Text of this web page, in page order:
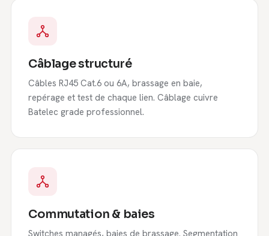
Câblage structuré
Câbles RJ45 Cat.6 ou 6A, brassage en baie,
repérage et test de chaque lien. Câblage cuivre
Batelec grade professionnel.
Commutation & baies
Switches managés, baies de brassage. Segmentation